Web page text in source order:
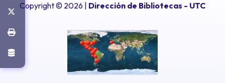
Copyright © 2026 | Dirección de Bibliotecas - UTC